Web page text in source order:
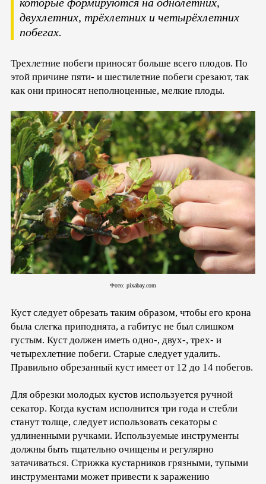
двухлетних, трёхлетних и четырёхлетних
побегах.
Трехлетние побеги приносят больше всего плодов. По
этой причине пяти- и шестилетние побеги срезают, так
как они приносят неполноценные, мелкие плоды.
Фото: pixabay.com
Куст следует обрезать таким образом, чтобы его крона
была слегка приподнята, а габитус не был слишком
густым. Куст должен иметь одно-, двух-, трех- и
четырехлетние побеги. Старые следует удалить.
Правильно обрезанный куст имеет от 12 до 14 побегов.
Для обрезки молодых кустов используется ручной
секатор. Когда кустам исполнится три года и стебли
станут толще, следует использовать секаторы с
удлиненными ручками. Используемые инструменты
должны быть тщательно очищены и регулярно
затачиваться. Стрижка кустарников грязными, тупыми
инструментами может привести к заражению